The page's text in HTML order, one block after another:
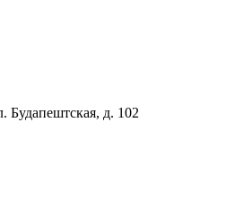
Будапештская, д. 102